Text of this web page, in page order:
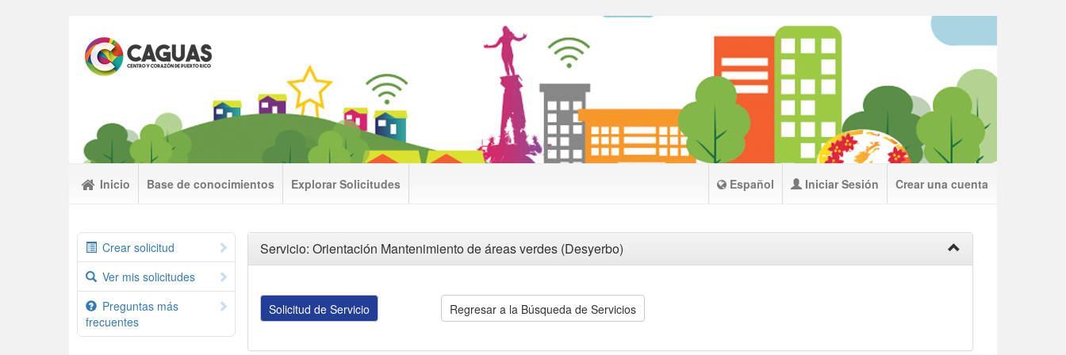
Inicio Base de conocimientos Explorar Solicitudes Español Iniciar Sesión Crear una cuenta
Crear solicitud
Ver mis solicitudes
Preguntas más
frecuentes
Servicio: Orientación Mantenimiento de áreas verdes (Desyerbo)